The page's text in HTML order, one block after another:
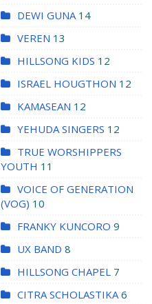
DEWI GUNA 14
VEREN 13
HILLSONG KIDS 12
ISRAEL HOUGTHON 12
KAMASEAN 12
YEHUDA SINGERS 12
TRUE WORSHIPPERS
YOUTH 11
VOICE OF GENERATION
(VOG) 10
FRANKY KUNCORO 9
UX BAND 8
HILLSONG CHAPEL 7
CITRA SCHOLASTIKA 6